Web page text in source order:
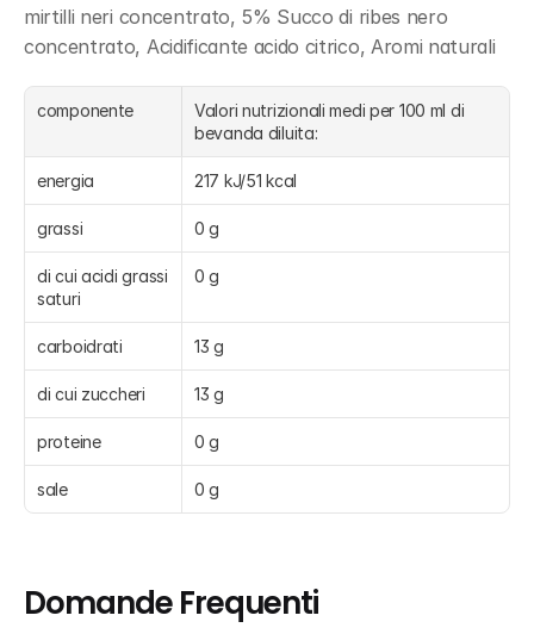
mirtilli neri concentrato, 5% Succo di ribes nero
concentrato, Acidificante acido citrico, Aromi naturali
componente
Valori nutrizionali medi per 100 ml di
bevanda diluita:
energia 217 kJ/51 kcal
grassi 0 g
di cui acidi grassi
saturi
0 g
carboidrati 13 g
di cui zuccheri 13 g
proteine 0 g
sale 0 g
Domande Frequenti